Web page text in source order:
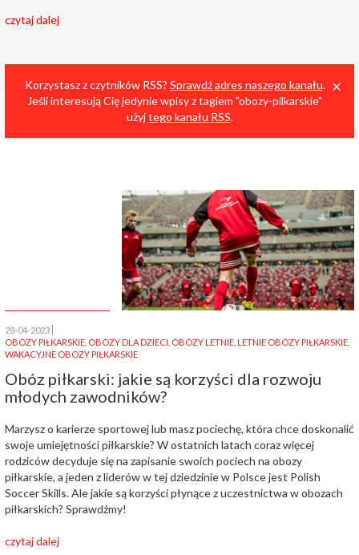
czytaj dalej
×
Korzystasz z czytników RSS? Sprawdź adres naszego kanału.
Jeśli interesują Cię jedynie wpisy z tagiem "obozy-pilkarskie"
użyjtego kanału RSS.
28-04-2023
OBOZY PIŁKARSKIE OBOZY DLA DZIECI OBOZY LETNIE LETNIE OBOZY PIŁKARSKIE
WAKACYJNE OBOZY PIŁKARSKIE
Obóz piłkarski: jakie są korzyści dla rozwoju
młodych zawodników?
Marzysz o karierze sportowej lub masz pociechę, która chce doskonalić
swoje umiejętności piłkarskie? W ostatnich latach coraz więcej
rodziców decyduje się na zapisanie swoich pociech na obozy
piłkarskie, a jeden z liderów w tej dziedzinie w Polsce jest Polish
Soccer Skills. Ale jakie są korzyści płynące z uczestnictwa w obozach
piłkarskich? Sprawdźmy!
czytaj dalej